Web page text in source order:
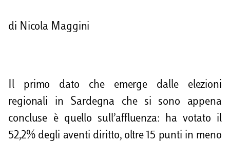
i
d
di Nicola Maggini
Il primo dato che emerge dalle elezioni
regionali in Sardegna che si sono appena
concluse è quello sull’affluenza: ha votato il
52,2% degli aventi diritto, oltre 15 punti in meno